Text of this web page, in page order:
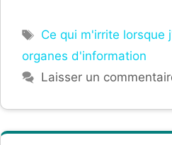
Étiquettes
Ce qui m'irrite lorsque
organes d'information
Laisser un